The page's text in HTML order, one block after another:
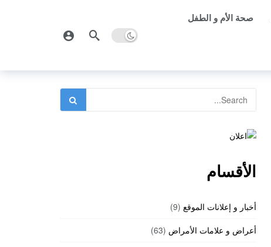
صحة الأم و الطفل
الأقسام
أخبار و إعلانات الموقع (9)
أعراض و علامات الأمراض (63)